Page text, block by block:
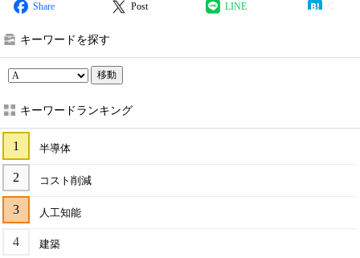
Share Post LINE
キーワードを探す
移動
キーワードランキング
半導体
コスト削減
人工知能
建築